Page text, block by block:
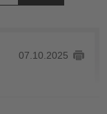
07.10.2025